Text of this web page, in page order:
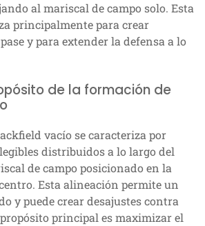
al mariscal de campo solo. Esta
principalmente para crear
y para extender la defensa a lo
de la formación de
vacío se caracteriza por
distribuidos a lo largo del
de campo posicionado en la
Esta alineación permite un
y puede crear desajustes contra
principal es maximizar el